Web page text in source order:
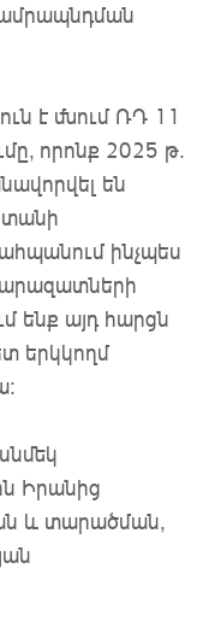
է մնում ՌԴ 11
որոնք 2025 թ.
են
ինչպես
ենք այդ հարցն
երկկողմ
Իրանից
և տարածման,